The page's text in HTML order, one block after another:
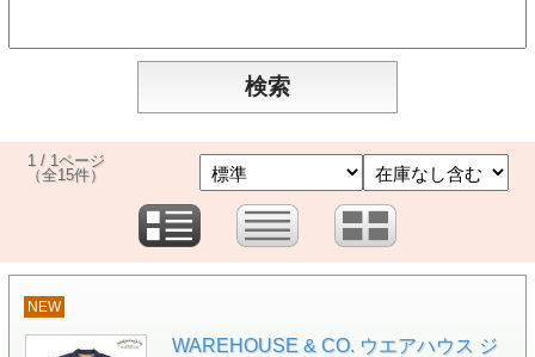
1 / 1ページ
（全15件）
NEW
WAREHOUSE & CO. ウエアハウス ジ